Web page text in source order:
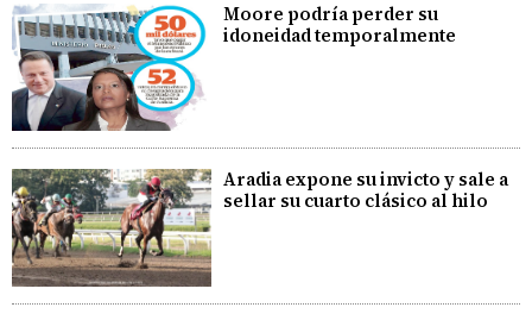
Moore podría perder su
idoneidad temporalmente
Aradia expone su invicto y sale a
sellar su cuarto clásico al hilo